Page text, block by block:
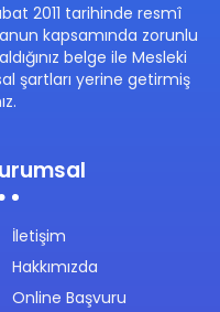
2011 tarihinde resmî
kapsamında zorunlu
belge ile Mesleki
şartları yerine getirmiş
İletişim
Hakkımızda
Online Başvuru